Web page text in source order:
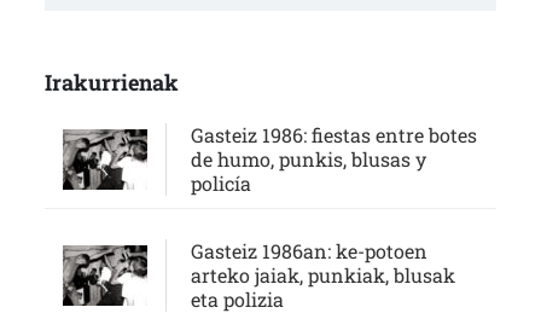
Irakurrienak
Gasteiz 1986: fiestas entre botes
de humo, punkis, blusas y
policía
Gasteiz 1986an: ke-potoen
arteko jaiak, punkiak, blusak
eta polizia